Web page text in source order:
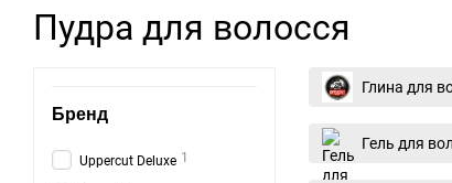
Пудра для волосся
Глина для
Гель для
Бренд
Uppercut Deluxe 1